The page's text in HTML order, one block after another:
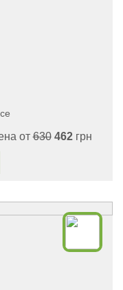
от630 462грн